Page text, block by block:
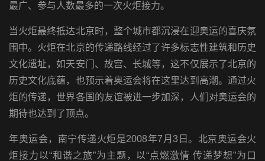
最广、参与人数最多的一次火炬接力。
当火炬最终抵达北京时，整个城市都沉浸在迎奥运的喜庆氛
围中。火炬在北京的传递路线经过了许多标志性建筑和历史
文化遗址，如天安门、故宫、长城等，这不仅展示了北京的
历史文化底蕴，也预示着奥运会将在这里达到高潮。通过火
炬的传递，世界各国的友谊被进一步加深，人们对奥运会的
期待也达到了顶点。
年奥运会，南宁传递火炬是2008年7月3日。北京奥运会火
炬接力以“和谐之旅”为主题，以“点燃激情 传递梦想”为口